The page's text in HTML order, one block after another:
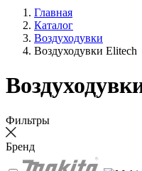
Главная
Каталог
Воздуходувки
Воздуходувки Elitech
Фильтры
Бренд